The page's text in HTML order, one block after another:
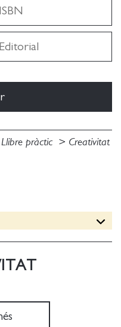
Llibre pràctic Creativitat